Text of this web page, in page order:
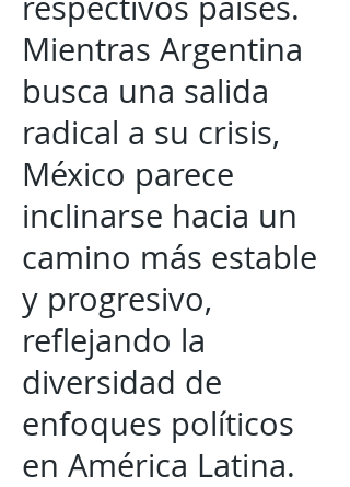
Mientras Argentina
busca una salida
radical a su crisis,
México parece
inclinarse hacia un
camino más estable
y progresivo,
reflejando la
diversidad de
enfoques políticos
en América Latina.